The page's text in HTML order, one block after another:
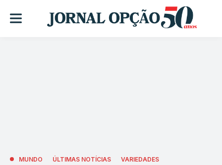
MUNDO ÚLTIMAS NOTÍCIAS VARIEDADES